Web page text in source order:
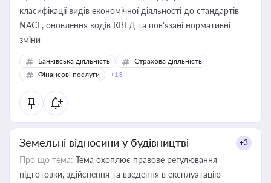
класифікації видів економічної діяльності до стандартів
NACE, оновлення кодів КВЕД та пов'язані нормативні
зміни
Банківська діяльність
Страхова діяльність
Фінансові послуги
+13
Земельні відносини у будівництві +3
Про що тема: Тема охоплює правове регулювання
підготовки, здійснення та введення в експлуатацію